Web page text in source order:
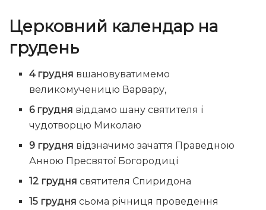
Церковний календар на
грудень
4 грудня вшановуватимемо
великомученицю Варвару,
6 грудня віддамо шану святителя і
чудотворцю Миколаю
9 грудня відзначимо зачаття Праведною
Анною Пресвятої Богородиці
12 грудня святителя Спиридона
15 грудня сьома річниця проведення